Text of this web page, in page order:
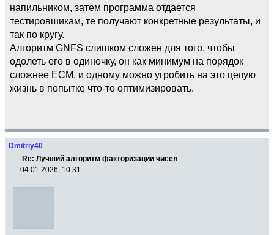
напильником, затем программа отдается
тестировшикам, те получают конкретные результаты, и
так по кругу.
Алгоритм GNFS слишком сложен для того, чтобы
одолеть его в одиночку, он как минимум на порядок
сложнее ECM, и одному можно угробить на это целую
жизнь в попытке что-то оптимизировать.
Dmitriy40
Re: Лучший алгоритм факторизации чисел
04.01.2026, 10:31